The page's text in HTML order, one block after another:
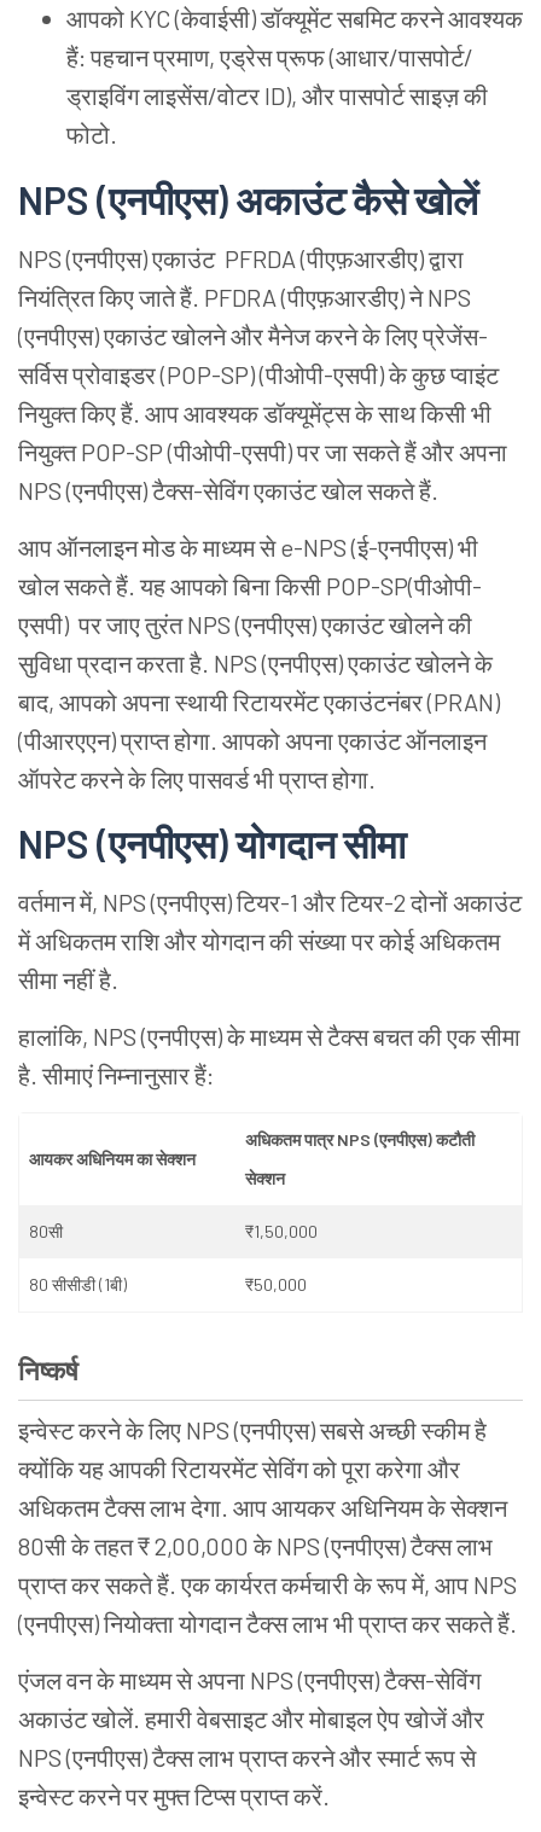
आपको KYC(केवाईसी)डॉक्यूमेंट सबमिट करने आवश्यक
हैं: पहचान प्रमाण, एड्रेस प्रूफ (आधार/पासपोर्ट/
ड्राइविंग लाइसेंस/वोटर ID), और पासपोर्ट साइज़ की
फोटो.
NPS (एनपीएस) अकाउंट कैसे खोलें
NPS(एनपीएस) एकाउंटPFRDA(पीएफ़आरडीए)द्वारा
नियंत्रित किए जाते हैं. PFDRA(पीएफ़आरडीए)ने NPS
(एनपीएस) एकाउंटखोलने और मैनेज करने के लिए प्रेजेंस-
सर्विस प्रोवाइडर (POP-SP)(पीओपी-एसपी) के कुछ प्वाइंट
नियुक्त किए हैं. आप आवश्यक डॉक्यूमेंट्स के साथ किसी भी
नियुक्त POP-SP (पीओपी-एसपी) पर जा सकते हैं और अपना
NPS(एनपीएस)टैक्स-सेविंग एकाउंट खोल सकते हैं.
आप ऑनलाइन मोड के माध्यम से e-NPS (ई-एनपीएस) भी
खोल सकते हैं. यह आपको बिना किसी POP-SP(पीओपी-
एसपी) पर जाए तुरंत NPS (एनपीएस)एकाउंट खोलने की
सुविधा प्रदान करता है. NPS (एनपीएस)एकाउंट खोलने के
बाद, आपको अपना स्थायी रिटायरमेंट एकाउंटनंबर (PRAN)
(पीआरएएन)प्राप्त होगा. आपको अपना एकाउंट ऑनलाइन
ऑपरेट करने के लिए पासवर्ड भी प्राप्त होगा.
NPS (एनपीएस)योगदान सीमा
वर्तमान में, NPS (एनपीएस)टियर-1 और टियर-2 दोनों अकाउंट
में अधिकतम राशि और योगदान की संख्या पर कोई अधिकतम
सीमा नहीं है.
हालांकि, NPS(एनपीएस) के माध्यम से टैक्स बचत की एक सीमा
है. सीमाएं निम्नानुसार हैं:
आयकर अधिनियम का सेक्शन
अधिकतम पात्र NPS (एनपीएस)कटौती
सेक्शन
80सी ₹1,50,000
80 सीसीडी (1बी) ₹50,000
निष्कर्ष
इन्वेस्ट करने के लिए NPS (एनपीएस) सबसे अच्छी स्कीम है
क्योंकि यह आपकी रिटायरमेंट सेविंग को पूरा करेगा और
अधिकतम टैक्स लाभ देगा. आप आयकर अधिनियम के सेक्शन
80सी के तहत ₹ 2,00,000 के NPS(एनपीएस)टैक्स लाभ
प्राप्त कर सकते हैं. एक कार्यरत कर्मचारी के रूप में, आप NPS
(एनपीएस)नियोक्ता योगदान टैक्स लाभ भी प्राप्त कर सकते हैं.
एंजल वन के माध्यम से अपना NPS(एनपीएस)टैक्स-सेविंग
अकाउंट खोलें. हमारी वेबसाइट और मोबाइल ऐप खोजें और
NPS(एनपीएस)टैक्स लाभ प्राप्त करने और स्मार्ट रूप से
इन्वेस्ट करने पर मुफ्त टिप्स प्राप्त करें.